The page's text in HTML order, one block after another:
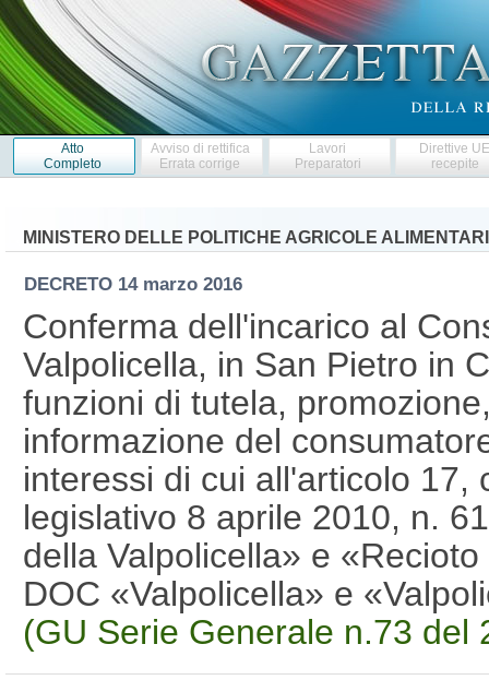
Atto
Completo
Avviso di rettifica
Errata corrige
Lavori
Preparatori
Direttive
recepite
MINISTERO DELLE POLITICHE AGRICOLE
DECRETO 14 marzo 2016
Conferma dell'incarico al
Valpolicella, in San Pietro in
funzioni di tutela,
informazione del
interessi di cui all'articolo 17,
legislativo 8 aprile 2010, n.
della Valpolicella» e
DOC «Valpolicella» e
(GU Serie Generale n.73 del